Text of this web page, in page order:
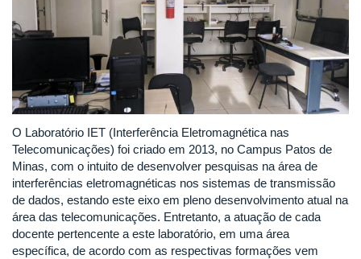
O Laboratório IET (Interferência Eletromagnética nas
Telecomunicações) foi criado em 2013, no Campus Patos de
Minas, com o intuito de desenvolver pesquisas na área de
interferências eletromagnéticas nos sistemas de transmissão
de dados, estando este eixo em pleno desenvolvimento atual na
área das telecomunicações. Entretanto, a atuação de cada
docente pertencente a este laboratório, em uma área
específica, de acordo com as respectivas formações vem